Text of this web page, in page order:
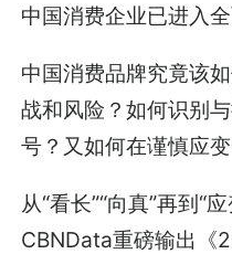
中国消费企业已进入
中国消费品牌究竟该
战和风险？如何识别
号？又如何在谨慎应
从“看长”“向真”再到“
CBNData重磅输出《